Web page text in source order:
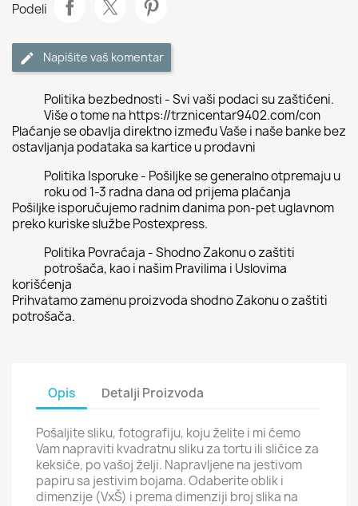
Podeli
Napišite vaš komentar
Politika bezbednosti - Svi vaši podaci su zaštićeni.
Više o tome na https://trznicentar9402.com/con
Plaćanje se obavlja direktno između Vaše i naše banke bez
ostavljanja podataka sa kartice u prodavni
Politika Isporuke - Pošiljke se generalno otpremaju u
roku od 1-3 radna dana od prijema plaćanja
Pošiljke isporučujemo radnim danima pon-pet uglavnom
preko kuriske službe Postexpress.
Politika Povraćaja - Shodno Zakonu o zaštiti
potrošača, kao i našim Pravilima i Uslovima
korišćenja
Prihvatamo zamenu proizvoda shodno Zakonu o zaštiti
potrošača.
Opis Detalji Proizvoda
Pošaljite sliku, fotografiju, koju želite i mi ćemo
Vam napraviti kvadratnu sliku za tortu ili sličice za
keksiće, po vašoj želji. Napravljene na jestivom
papiru sa jestivim bojama. Odaberite oblik i
dimenzije (VxŠ) i prema dimenziji broj slika na